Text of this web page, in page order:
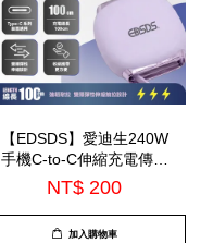
【EDSDS】愛迪生240W
手機C-to-C伸縮充電傳輸
線(EDS-J943)
NT$ 200
加入購物車